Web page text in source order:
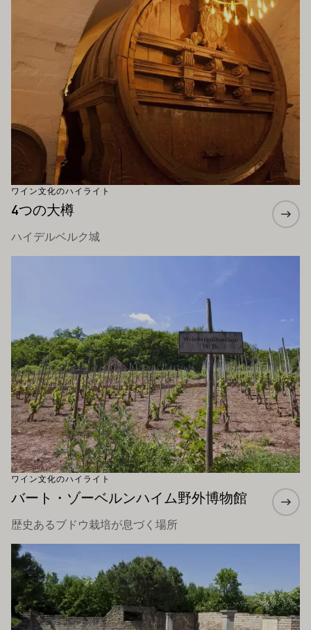
ワイン文化のハイライト
4つの大樽
ハイデルベルク城
ワイン文化のハイライト
バート・ゾーベルンハイム野外博物館
歴史あるブドウ栽培が息づく場所
もっと詳しく